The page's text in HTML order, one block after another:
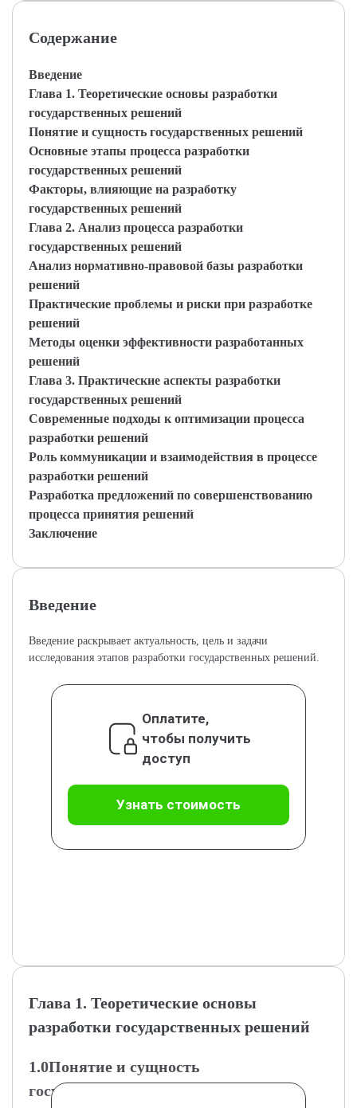
Содержание
Введение
Глава 1. Теоретические основы разработки
государственных решений
Понятие и сущность государственных решений
Основные этапы процесса разработки
государственных решений
Факторы, влияющие на разработку
государственных решений
Глава 2. Анализ процесса разработки
государственных решений
Анализ нормативно-правовой базы разработки
решений
Практические проблемы и риски при разработке
решений
Методы оценки эффективности разработанных
решений
Глава 3. Практические аспекты разработки
государственных решений
Современные подходы к оптимизации процесса
разработки решений
Роль коммуникации и взаимодействия в процессе
разработки решений
Разработка предложений по совершенствованию
процесса принятия решений
Заключение
Введение
Введение раскрывает актуальность, цель и задачи
исследования этапов разработки государственных решений.
Оплатите,
чтобы получить
доступ
Узнать стоимость
Глава 1. Теоретические основы
разработки государственных решений
1.0Понятие и сущность
государственных решений